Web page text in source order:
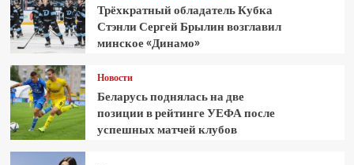
Трёхкратный обладатель Кубка
Стэнли Сергей Брылин возглавил
минское «Динамо»
Новости
Беларусь поднялась на две
позиции в рейтинге УЕФА после
успешных матчей клубов